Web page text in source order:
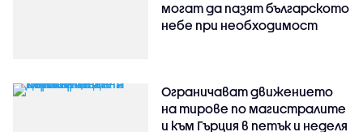
могат да пазят българското
небе при необходимост
Ограничават движението
на тирове по магистралите
и към Гърция в петък и неделя